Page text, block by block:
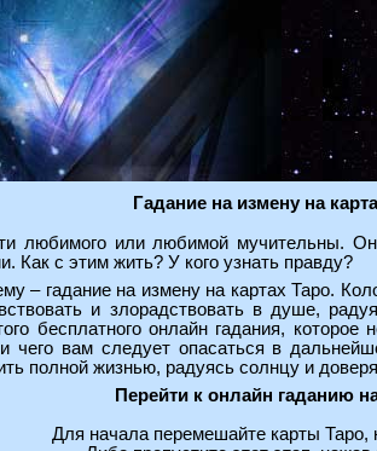
Гадание на измену на
любимого или любимой мучительны.
Как с этим жить? У кого узнать правду?
– гадание на измену на картах Таро.
и злорадствовать в душе,
бесплатного онлайн гадания,
чего вам следует опасаться в
полной жизнью, радуясь солнцу и
Перейти к онлайн гаданию
Для начала перемешайте карты Таро,